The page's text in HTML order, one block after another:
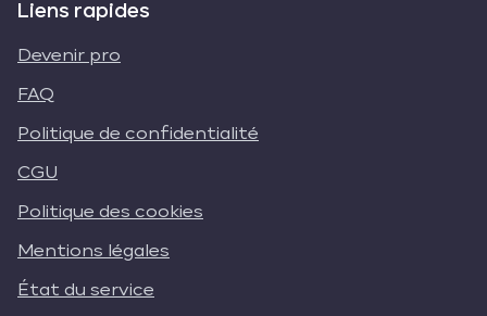
Liens rapides
Devenir pro
FAQ
Politique de confidentialité
CGU
Politique des cookies
Mentions légales
État du service